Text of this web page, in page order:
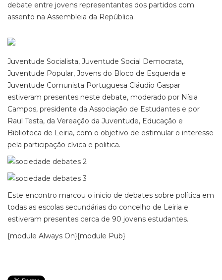
debate entre jovens representantes dos partidos com
assento na Assembleia da República.
Juventude Socialista, Juventude Social Democrata,
Juventude Popular, Jovens do Bloco de Esquerda e
Juventude Comunista Portuguesa Cláudio Gaspar
estiveram presentes neste debate, moderado por Nísia
Campos, presidente da Associação de Estudantes e por
Raul Testa, da Vereação da Juventude, Educação e
Biblioteca de Leiria, com o objetivo de estimular o interesse
pela participação cívica e politica.
Este encontro marcou o inicio de debates sobre política em
todas as escolas secundárias do concelho de Leiria e
estiveram presentes cerca de 90 jovens estudantes.
{module Always On}{module Pub}